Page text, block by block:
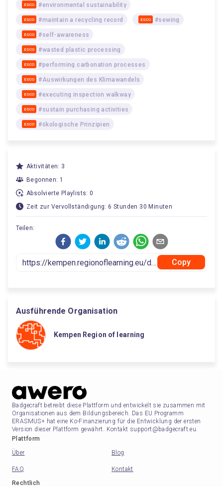
ESCO #environmental sustainability
ESCO #maintain a recycling record ESCO #sewing
ESCO #self-awareness
ESCO #wasted plastic processing
ESCO #performing carbonation processes
ESCO #Auswirkungen des Klimawandels
ESCO #executing inspection walkway
ESCO #sustain purchasing activities
ESCO #ökologische Prinzipien
Aktivitäten: 3
Begonnen: 1
Absolvierte Playlists: 0
Zeit zur Vervollständigung: 6 Stunden 30 Minuten
Teilen:
Copy
Ausführende Organisation
Kempen Region of learning
Badgecraft betreibt diese Plattform und entwickelt sie zusammen mit
Organisationen aus dem Bildungsbereich. Das EU Programm
ERASMUS+ hat eine Ko-Finanzierung für die Entwicklung der ersten
Version dieser Plattform gewährt. Kontakt support@badgecraft.eu.
Plattform
Über
Blog
FAQ
Kontakt
Rechtlich